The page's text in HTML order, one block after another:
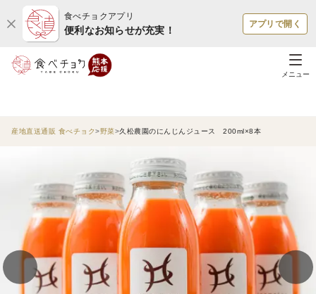
食べチョクアプリ
便利なお知らせが充実！
アプリで開く
メニュー
産地直送通販 食べチョク 野菜 久松農園のにんじんジュース 200ml×8本